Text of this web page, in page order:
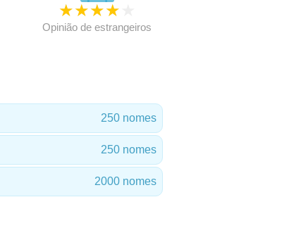
★★★★
Opinião de estrangeiros
250 nomes
250 nomes
2000 nomes